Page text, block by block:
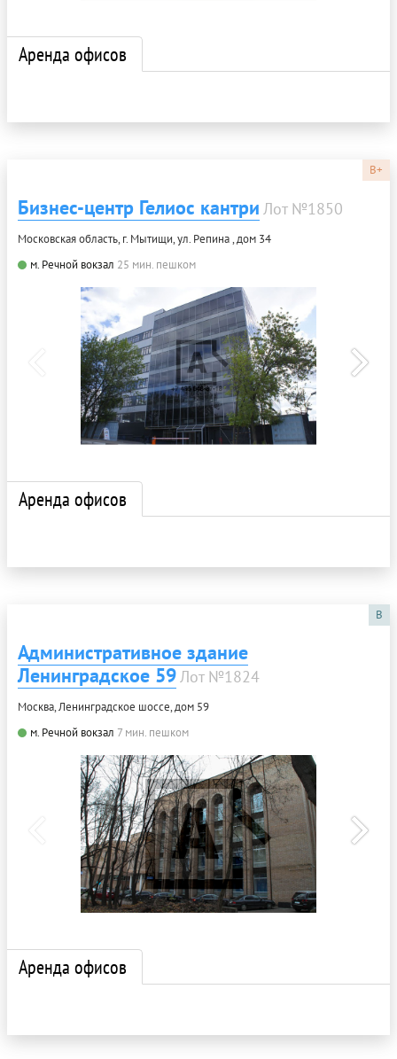
Аренда офисов
B+
Бизнес-центр Гелиос кантри Лот №1850
Московская область, г. Мытищи, ул. Репина , дом 34
м. Речной вокзал 25 мин. пешком
Аренда офисов
B
Административное здание
Ленинградское 59Лот №1824
Москва, Ленинградское шоссе, дом 59
м. Речной вокзал 7 мин. пешком
Аренда офисов